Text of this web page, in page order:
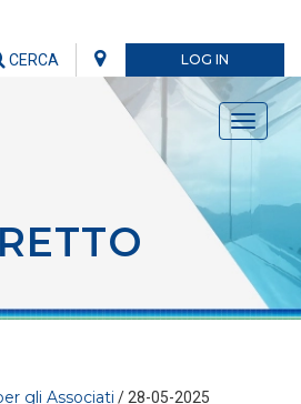
LOG IN
CERCA
Toggle
gli Associati / 28-05-2025